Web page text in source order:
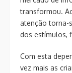
transformou.
atenção torna-
dos estímulos,
Com esta
vez mais as